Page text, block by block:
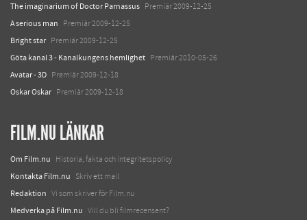
The imaginarium of Doctor Parnassus Premiär 2009-12-25
A serious man Premiär 2009-12-25
Bright star Premiär 2009-12-25
Göta kanal 3 - Kanalkungens hemlighet Premiär 2010-05-26
Avatar - 3D Premiär 2009-12-18
Oskar Oskar Premiär 2009-12-18
FILM.NU LÄNKAR
Om Film.nu Historia, fakta och integritetspolicy
Kontakta Film.nu Skriv ett mail
Redaktion Vi som skriver för Film.nu
Medverka på Film.nu Vill du bli filmrecensent?